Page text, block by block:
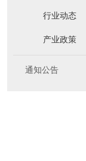
行业动态
产业政策
通知公告